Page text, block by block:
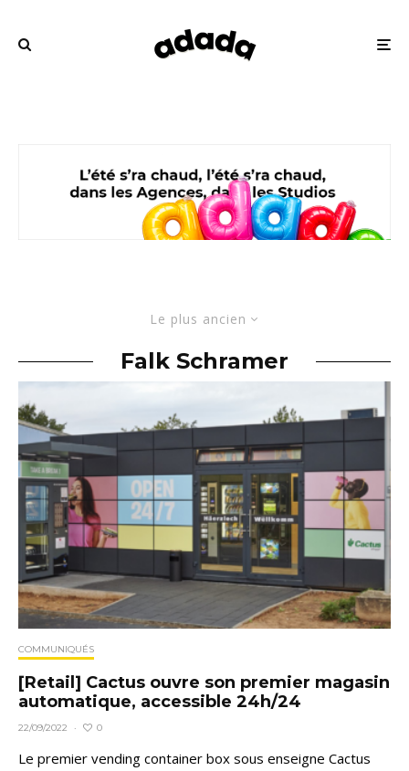
Le plus ancien
Falk Schramer
COMMUNIQUÉS
[Retail] Cactus ouvre son premier magasin
automatique, accessible 24h/24
22/09/2022 · 0
Le premier vending container box sous enseigne Cactus